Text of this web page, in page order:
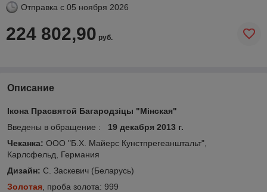
Отправка с 05 ноября 2026
224 802,90 руб.
Описание
Ікона Прасвятой Багародзіцы "Мінская"
Введены в обращение : 19 декабря 2013 г.
Чеканка: ООО "Б.Х. Майерс Кунстпрегеанштальт",
Карлсфельд, Германия
Дизайн: С. Заскевич (Беларусь)
Золотая , проба золота: 999